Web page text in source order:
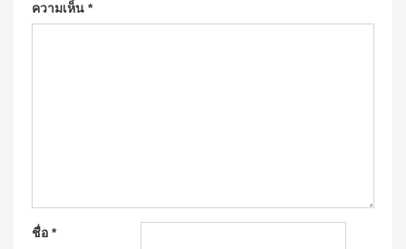
ความเห็น *
ชื่อ *